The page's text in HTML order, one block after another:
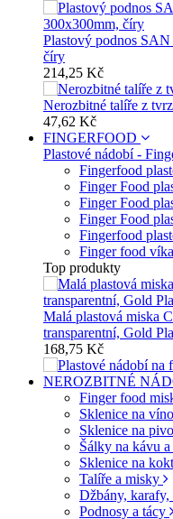
Plastový podnos
číry
214,25 Kč
Nerozbitné talíře z
47,62 Kč
FINGERFOOD
Plastové nádobí -
Fingerfood
Finger Food
Finger Food
Finger Food
Fingerfood
Finger food víka
Top produkty
Malá plastová miska
transparentní, Gold
168,75 Kč
NEROZBITNÉ
Finger food
Sklenice na
Sklenice na pivo
Šálky na kávu a
Sklenice na
Talíře a misky
Džbány, karafy,
Podnosy a tácy